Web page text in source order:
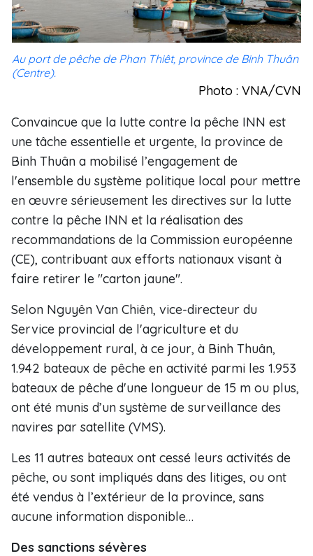
Au port de pêche de Phan Thiêt, province de Binh Thuân
(Centre).
Photo : VNA/CVN
Convaincue que la lutte contre la pêche INN est
une tâche essentielle et urgente, la province de
Binh Thuân a mobilisé l’engagement de
l'ensemble du système politique local pour mettre
en œuvre sérieusement les directives sur la lutte
contre la pêche INN et la réalisation des
recommandations de la Commission européenne
(CE), contribuant aux efforts nationaux visant à
faire retirer le "carton jaune".
Selon Nguyên Van Chiên, vice-directeur du
Service provincial de l'agriculture et du
développement rural, à ce jour, à Binh Thuân,
1.942 bateaux de pêche en activité parmi les 1.953
bateaux de pêche d'une longueur de 15 m ou plus,
ont été munis d’un système de surveillance des
navires par satellite (VMS).
Les 11 autres bateaux ont cessé leurs activités de
pêche, ou sont impliqués dans des litiges, ou ont
été vendus à l’extérieur de la province, sans
aucune information disponible…
Des sanctions sévères